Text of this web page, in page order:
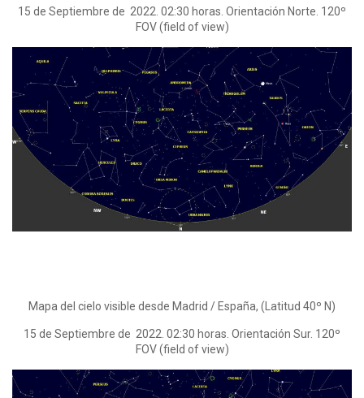
15 de Septiembre de 2022. 02:30 horas. Orientación Norte. 120º
FOV (field of view)
Mapa del cielo visible desde Madrid / España, (Latitud 40º N)
15 de Septiembre de 2022. 02:30 horas. Orientación Sur. 120º
FOV (field of view)